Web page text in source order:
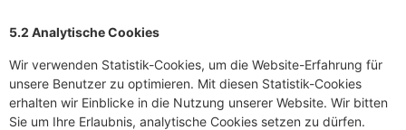
5.2 Analytische Cookies
Wir verwenden Statistik-Cookies, um die Website-Erfahrung für
unsere Benutzer zu optimieren. Mit diesen Statistik-Cookies
erhalten wir Einblicke in die Nutzung unserer Website. Wir bitten
Sie um Ihre Erlaubnis, analytische Cookies setzen zu dürfen.